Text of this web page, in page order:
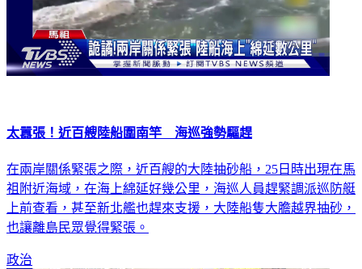
太囂張！近百艘陸船圍南竿 海巡強勢驅趕
在兩岸關係緊張之際，近百艘的大陸抽砂船，25日時出現在馬
祖附近海域，在海上綿延好幾公里，海巡人員趕緊調派巡防艇
上前查看，甚至新北艦也趕來支援，大陸船隻大膽越界抽砂，
也讓離島民眾覺得緊張。
政治